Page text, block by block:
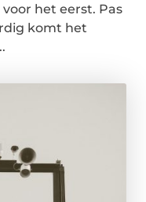
het eerst. Pas
komt het